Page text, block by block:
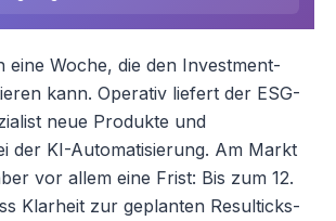
eine Woche, die den Investment-
kann. Operativ liefert der ESG-
neue Produkte und
der KI-Automatisierung. Am Markt
vor allem eine Frist: Bis zum 12.
Klarheit zur geplanten Resulticks-